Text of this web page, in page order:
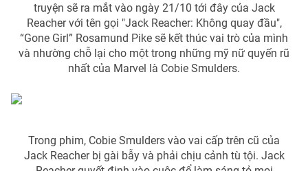
truyện sẽ ra mắt vào ngày 21/10 tới đây của Jack
Reacher với tên gọi "Jack Reacher: Không quay đầu",
“Gone Girl” Rosamund Pike sẽ kết thúc vai trò của mình
và nhường chỗ lại cho một trong những mỹ nữ quyến rũ
nhất của Marvel là Cobie Smulders.
Trong phim, Cobie Smulders vào vai cấp trên cũ của
Jack Reacher bị gài bẫy và phải chịu cảnh tù tội. Jack